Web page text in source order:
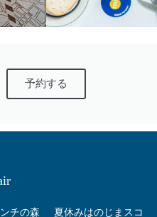
予約する
チの森
夏休みはのじまスコ